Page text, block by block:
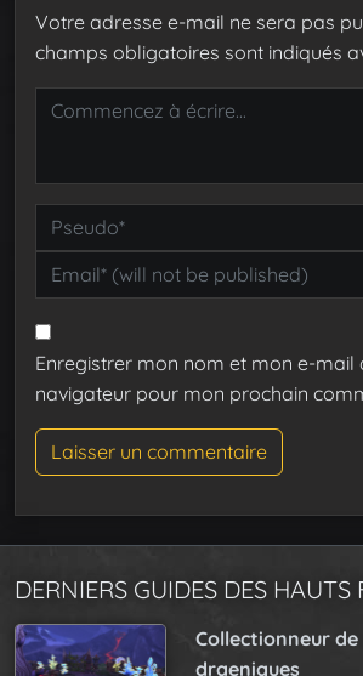
Votre adresse e-mail ne sera pas
champs obligatoires sont indiqués
Enregistrer mon nom et mon e-mail
navigateur pour mon prochain
DERNIERS GUIDES DES HAUTS
Collectionneur
draeniques